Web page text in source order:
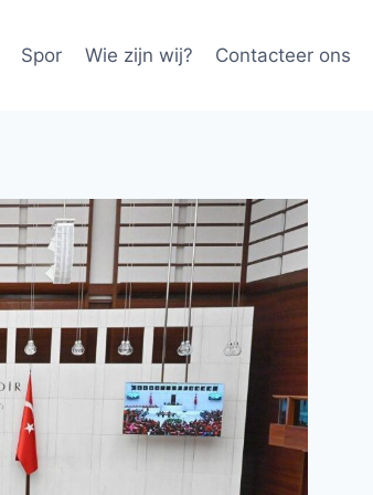
Spor Wie zijn wij? Contacteer ons